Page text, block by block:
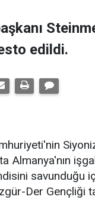
edildi.
Almanya'nın
savunduğu
Der Gençliği